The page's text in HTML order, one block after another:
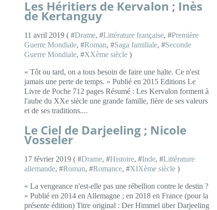
Les Héritiers de Kervalon ; Inès
de Kertanguy
11 avril 2019 ( #Drame, #Littérature française, #Première
Guerre Mondiale, #Roman, #Saga familiale, #Seconde
Guerre Mondiale, #XXème siècle )
« Tôt ou tard, on a tous besoin de faire une halte. Ce n'est
jamais une perte de temps. » Publié en 2015 Editions Le
Livre de Poche 712 pages Résumé : Les Kervalon forment à
l'aube du XXe siècle une grande famille, fière de ses valeurs
et de ses traditions....
Le Ciel de Darjeeling ; Nicole
Vosseler
17 février 2019 ( #Drame, #Histoire, #Inde, #Littérature
allemande, #Roman, #Romance, #XIXème siècle )
« La vengeance n'est-elle pas une rébellion contre le destin ?
» Publié en 2014 en Allemagne ; en 2018 en France (pour la
présente édition) Titre original : Der Himmel über Darjeeling